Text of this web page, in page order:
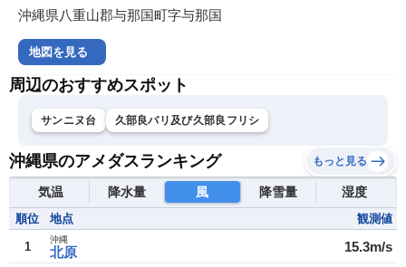
沖縄県八重山郡与那国町字与那国
地図を見る
周辺のおすすめスポット
サンニヌ台 久部良バリ及び久部良フリシ
沖縄県のアメダスランキング もっと見る
気温 降水量 風 降雪量 湿度
順位 地点 観測値
1 北原
沖縄 15.3m/s